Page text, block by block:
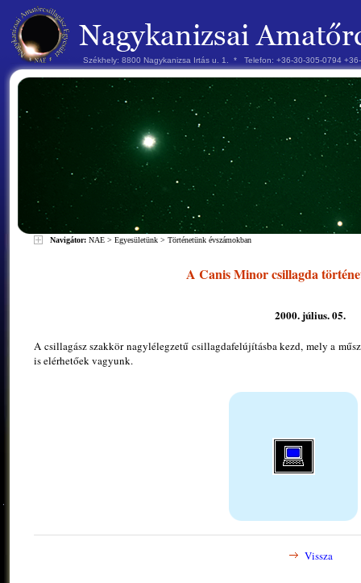
Székhely: 8800 Nagykanizsa Irtás u. 1. * Telefon: +36-30-305-0794
Navigátor: NAE > Egyesületünk > Történetünk évszámokban
A Canis Minor csillagda
2000. július. 05.
A csillagász szakkör nagylélegzetű csillagdafelújításba kezd, mely a
is elérhetőek vagyunk.
Vissza